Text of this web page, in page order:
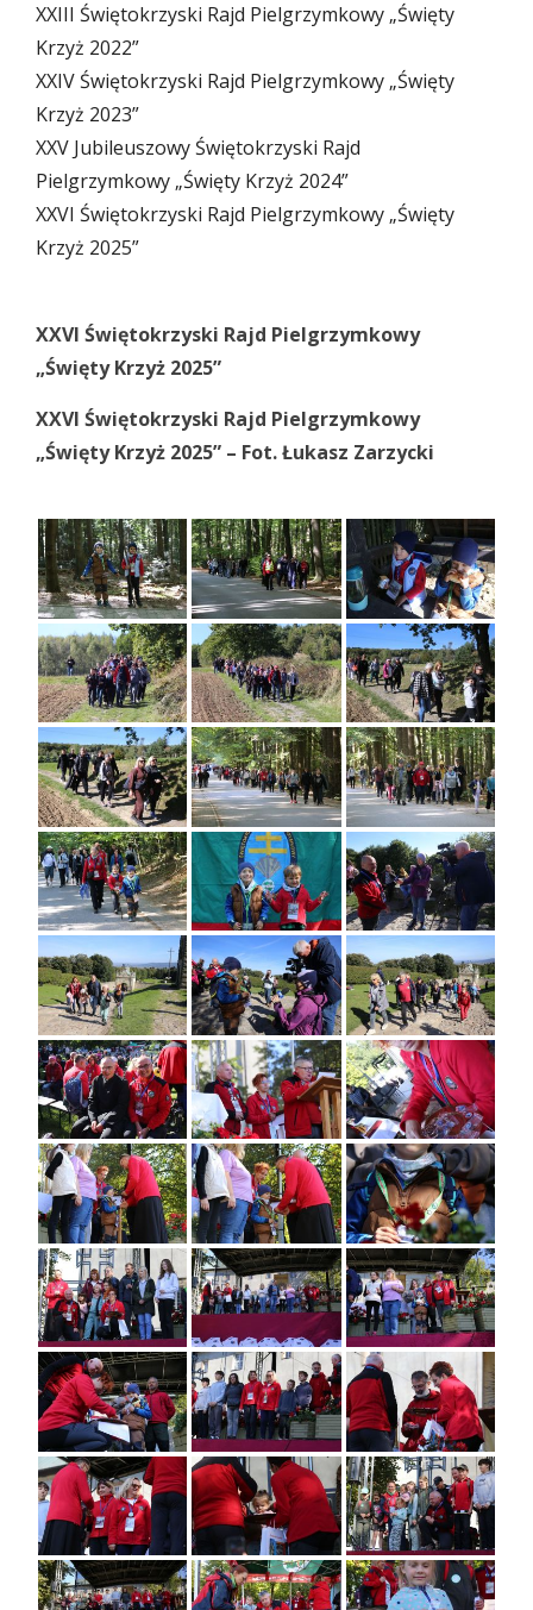
XXIII Świętokrzyski Rajd Pielgrzymkowy „Święty
Krzyż 2022”
XXIV Świętokrzyski Rajd Pielgrzymkowy „Święty
Krzyż 2023”
XXV Jubileuszowy Świętokrzyski Rajd
Pielgrzymkowy „Święty Krzyż 2024”
XXVI Świętokrzyski Rajd Pielgrzymkowy „Święty
Krzyż 2025”
XXVI Świętokrzyski Rajd Pielgrzymkowy
„Święty Krzyż 2025”
XXVI Świętokrzyski Rajd Pielgrzymkowy
„Święty Krzyż 2025” – Fot. Łukasz Zarzycki